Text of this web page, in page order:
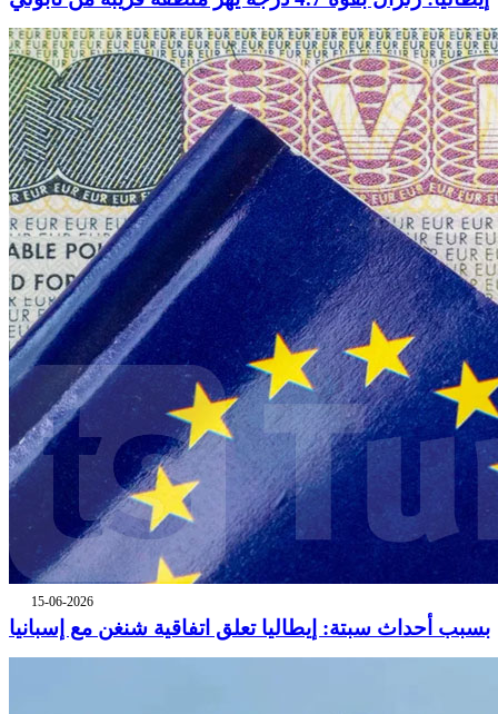
15-06-2026
بسبب أحداث سبتة: إيطاليا تعلق اتفاقية شنغن مع إسبانيا